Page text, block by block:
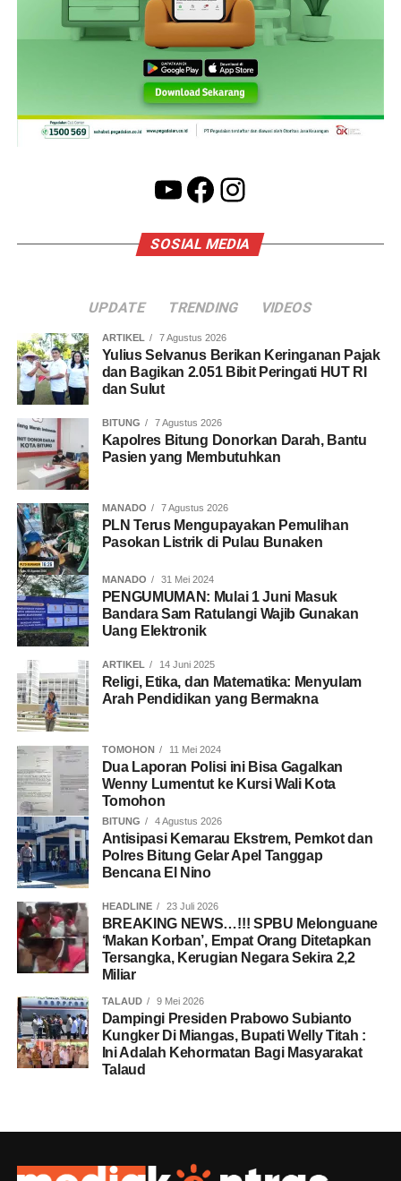
YouTube
Facebook
Instagram
SOSIAL MEDIA
UPDATE TRENDING VIDEOS
ARTIKEL 7 Agustus 2026
Yulius Selvanus Berikan Keringanan Pajak
dan Bagikan 2.051 Bibit Peringati HUT RI
dan Sulut
BITUNG 7 Agustus 2026
Kapolres Bitung Donorkan Darah, Bantu
Pasien yang Membutuhkan
MANADO 7 Agustus 2026
PLN Terus Mengupayakan Pemulihan
Pasokan Listrik di Pulau Bunaken
MANADO 31 Mei 2024
PENGUMUMAN: Mulai 1 Juni Masuk
Bandara Sam Ratulangi Wajib Gunakan
Uang Elektronik
ARTIKEL 14 Juni 2025
Religi, Etika, dan Matematika: Menyulam
Arah Pendidikan yang Bermakna
TOMOHON 11 Mei 2024
Dua Laporan Polisi ini Bisa Gagalkan
Wenny Lumentut ke Kursi Wali Kota
Tomohon
BITUNG 4 Agustus 2026
Antisipasi Kemarau Ekstrem, Pemkot dan
Polres Bitung Gelar Apel Tanggap
Bencana El Nino
HEADLINE 23 Juli 2026
BREAKING NEWS…!!! SPBU Melonguane
‘Makan Korban’, Empat Orang Ditetapkan
Tersangka, Kerugian Negara Sekira 2,2
Miliar
TALAUD 9 Mei 2026
Dampingi Presiden Prabowo Subianto
Kungker Di Miangas, Bupati Welly Titah :
Ini Adalah Kehormatan Bagi Masyarakat
Talaud